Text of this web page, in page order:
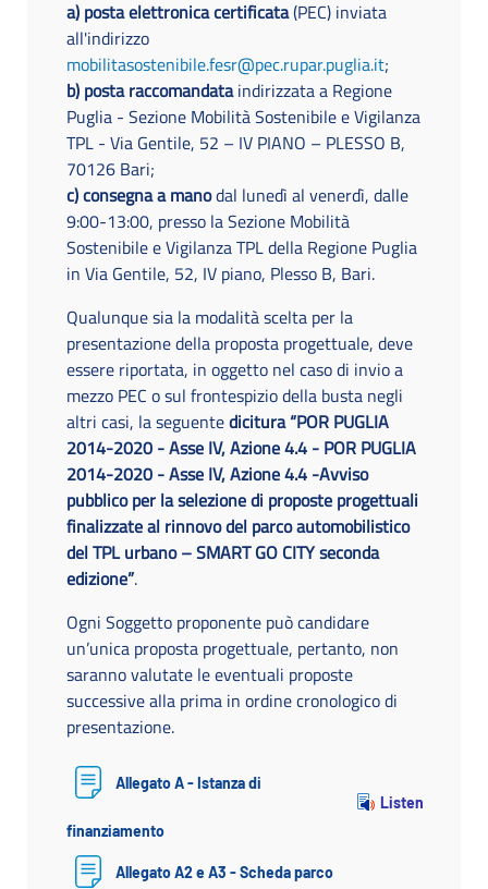
a) posta elettronica certificata(PEC) inviata
all'indirizzo
mobilitasostenibile.fesr@pec.rupar.puglia.it;
b) posta raccomandataindirizzata a Regione
Puglia - Sezione Mobilità Sostenibile e Vigilanza
TPL - Via Gentile, 52 – IV PIANO – PLESSO B,
70126 Bari;
c) consegna a manodal lunedì al venerdì, dalle
9:00-13:00, presso la Sezione Mobilità
Sostenibile e Vigilanza TPL della Regione Puglia
in Via Gentile, 52, IV piano, Plesso B, Bari.
Qualunque sia la modalità scelta per la
presentazione della proposta progettuale, deve
essere riportata, in oggetto nel caso di invio a
mezzo PEC o sul frontespizio della busta negli
altri casi, la seguentedicitura “POR PUGLIA
2014-2020 - Asse IV, Azione 4.4 - POR PUGLIA
2014-2020 - Asse IV, Azione 4.4 -Avviso
pubblico per la selezione di proposte progettuali
finalizzate al rinnovo del parco automobilistico
del TPL urbano – SMART GO CITY seconda
edizione”.
Ogni Soggetto proponente può candidare
un’unica proposta progettuale, pertanto, non
saranno valutate le eventuali proposte
successive alla prima in ordine cronologico di
presentazione.
Allegato A - Istanza di
finanziamento
Listen
Allegato A2 e A3 - Scheda parco